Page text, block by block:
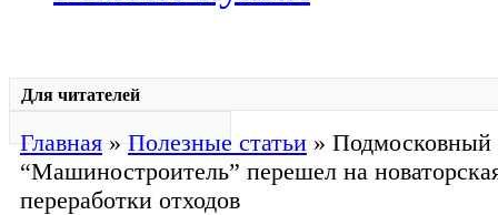
Для читателей
Главная»Полезные статьи » Подмосковный
“Машиностроитель” перешел на
переработки отходов